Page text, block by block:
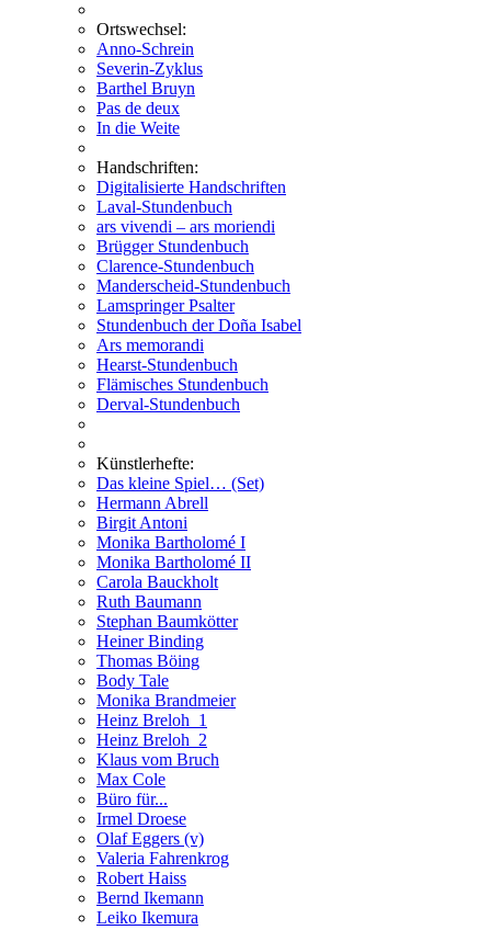
Ortswechsel:
Anno-Schrein
Severin-Zyklus
Barthel Bruyn
Pas de deux
In die Weite
Handschriften:
Digitalisierte Handschriften
Laval-Stundenbuch
ars vivendi – ars moriendi
Brügger Stundenbuch
Clarence-Stundenbuch
Manderscheid-Stundenbuch
Lamspringer Psalter
Stundenbuch der Doña Isabel
Ars memorandi
Hearst-Stundenbuch
Flämisches Stundenbuch
Derval-Stundenbuch
Künstlerhefte:
Das kleine Spiel… (Set)
Hermann Abrell
Birgit Antoni
Monika Bartholomé I
Monika Bartholomé II
Carola Bauckholt
Ruth Baumann
Stephan Baumkötter
Heiner Binding
Thomas Böing
Body Tale
Monika Brandmeier
Heinz Breloh_1
Heinz Breloh_2
Klaus vom Bruch
Max Cole
Büro für...
Irmel Droese
Olaf Eggers (v)
Valeria Fahrenkrog
Robert Haiss
Bernd Ikemann
Leiko Ikemura